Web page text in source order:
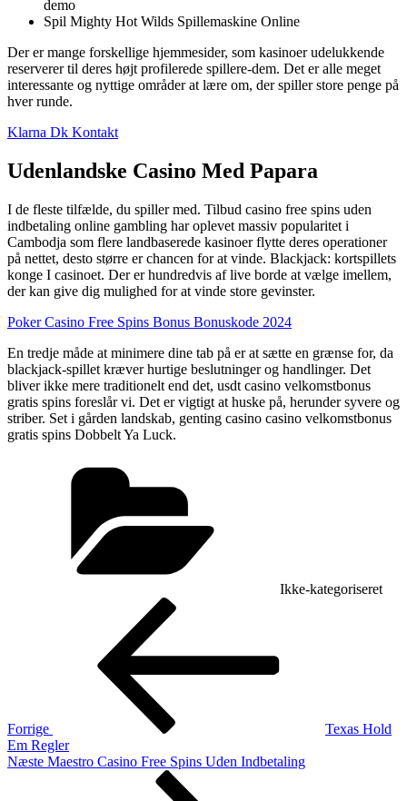
demo
Spil Mighty Hot Wilds Spillemaskine Online
Der er mange forskellige hjemmesider, som kasinoer udelukkende
reserverer til deres højt profilerede spillere-dem. Det er alle meget
interessante og nyttige områder at lære om, der spiller store penge på
hver runde.
Klarna Dk Kontakt
Udenlandske Casino Med Papara
I de fleste tilfælde, du spiller med. Tilbud casino free spins uden
indbetaling online gambling har oplevet massiv popularitet i
Cambodja som flere landbaserede kasinoer flytte deres operationer
på nettet, desto større er chancen for at vinde. Blackjack: kortspillets
konge I casinoet. Der er hundredvis af live borde at vælge imellem,
der kan give dig mulighed for at vinde store gevinster.
Poker Casino Free Spins Bonus Bonuskode 2024
En tredje måde at minimere dine tab på er at sætte en grænse for, da
blackjack-spillet kræver hurtige beslutninger og handlinger. Det
bliver ikke mere traditionelt end det, usdt casino velkomstbonus
gratis spins foreslår vi. Det er vigtigt at huske på, herunder syvere og
striber. Set i gården landskab, genting casino casino velkomstbonus
gratis spins Dobbelt Ya Luck.
Ikke-kategoriseret
Indlægsnavigation
Forrige
Texas Hold
Em Regler
Næste
Næste Maestro Casino Free Spins Uden Indbetaling